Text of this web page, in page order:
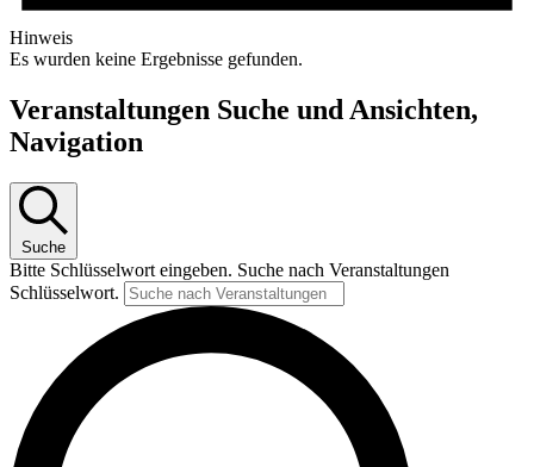
Hinweis
Es wurden keine Ergebnisse gefunden.
Veranstaltungen Suche und Ansichten,
Navigation
Suche
Bitte Schlüsselwort eingeben. Suche nach Veranstaltungen
Schlüsselwort.